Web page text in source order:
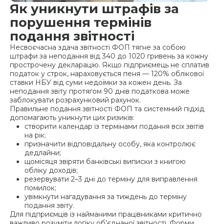
Як уникнути штрафів за
порушення термінів
подання звітності
Несвоєчасна здача звітності ФОП тягне за собою
штрафи за неподання від 340 до 1020 гривень за кожну
прострочену декларацію. Якщо підприємець не сплатив
податок у строк, нараховується пеня — 120% облікової
ставки НБУ від суми недоїмки за кожен день. За
неподання звіту протягом 90 днів податкова може
заблокувати розрахунковий рахунок.
Правильне подання звітності ФОП та системний підхід
допомагають уникнути цих ризиків:
створити календар із термінами подання всіх звітів
на рік;
призначити відповідальну особу, яка контролює
дедлайни;
щомісяця звіряти банківські виписки з книгою
обліку доходів;
резервувати 2–3 дні до терміну для виправлення
помилок;
увімкнути нагадування за тиждень до терміну
подання звіту.
Для підприємців із найманими працівниками критично